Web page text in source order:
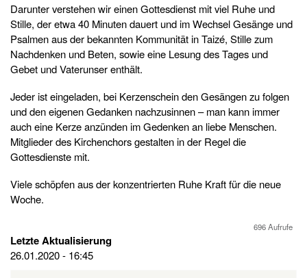
Darunter verstehen wir einen Gottesdienst mit viel Ruhe und
Stille, der etwa 40 Minuten dauert und im Wechsel Gesänge und
Psalmen aus der bekannten Kommunität in Taizé, Stille zum
Nachdenken und Beten, sowie eine Lesung des Tages und
Gebet und Vaterunser enthält.
Jeder ist eingeladen, bei Kerzenschein den Gesängen zu folgen
und den eigenen Gedanken nachzusinnen – man kann immer
auch eine Kerze anzünden im Gedenken an liebe Menschen.
Mitglieder des Kirchenchors gestalten in der Regel die
Gottesdienste mit.
Viele schöpfen aus der konzentrierten Ruhe Kraft für die neue
Woche.
696 Aufrufe
Letzte Aktualisierung
26.01.2020 - 16:45